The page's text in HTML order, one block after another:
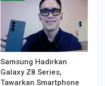
Samsung Hadirkan
Galaxy Z8 Series,
Tawarkan Smartphone